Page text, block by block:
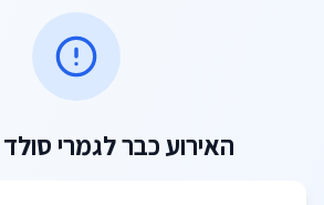
האירוע כבר לגמרי